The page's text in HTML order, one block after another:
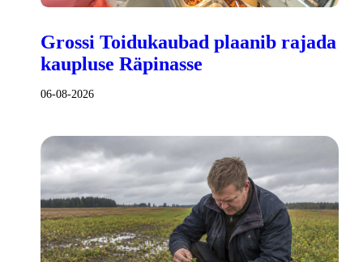
Grossi Toidukaubad plaanib rajada
kaupluse Räpinasse
06-08-2026